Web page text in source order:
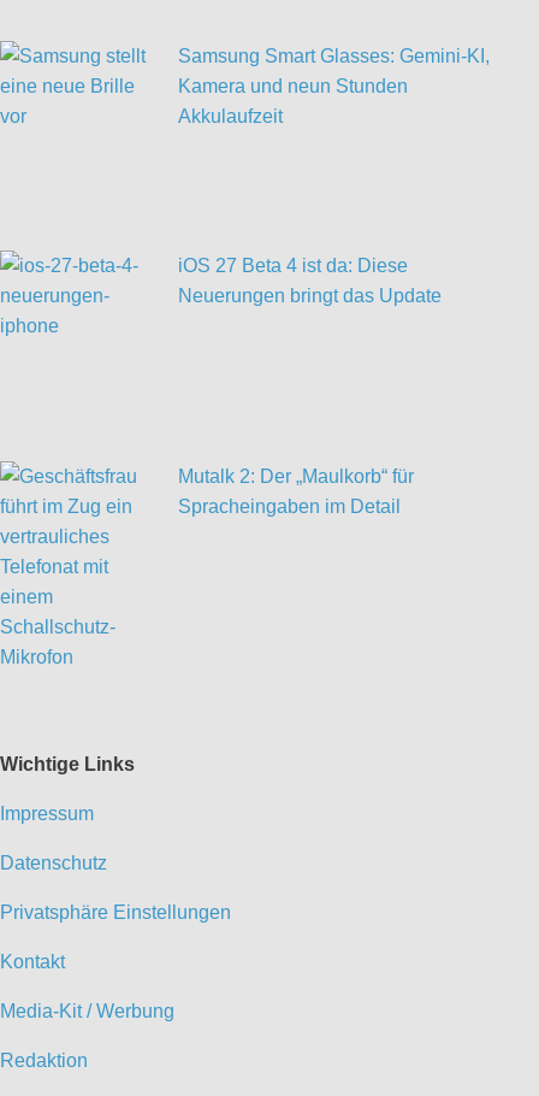
Samsung Smart Glasses: Gemini-KI,
Kamera und neun Stunden
Akkulaufzeit
iOS 27 Beta 4 ist da: Diese
Neuerungen bringt das Update
Mutalk 2: Der „Maulkorb“ für
Spracheingaben im Detail
Wichtige Links
Impressum
Datenschutz
Privatsphäre Einstellungen
Kontakt
Media-Kit / Werbung
Redaktion